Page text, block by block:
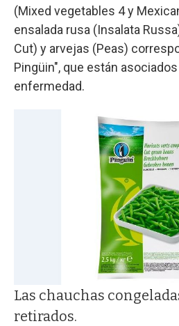
(Mixed vegetables 4 y
ensalada rusa (Insalata
Cut) y arvejas (Peas)
Pingüin", que están
enfermedad.
Las chauchas
retirados.